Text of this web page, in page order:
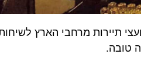
תיירות מרחבי הארץ לשיחות על